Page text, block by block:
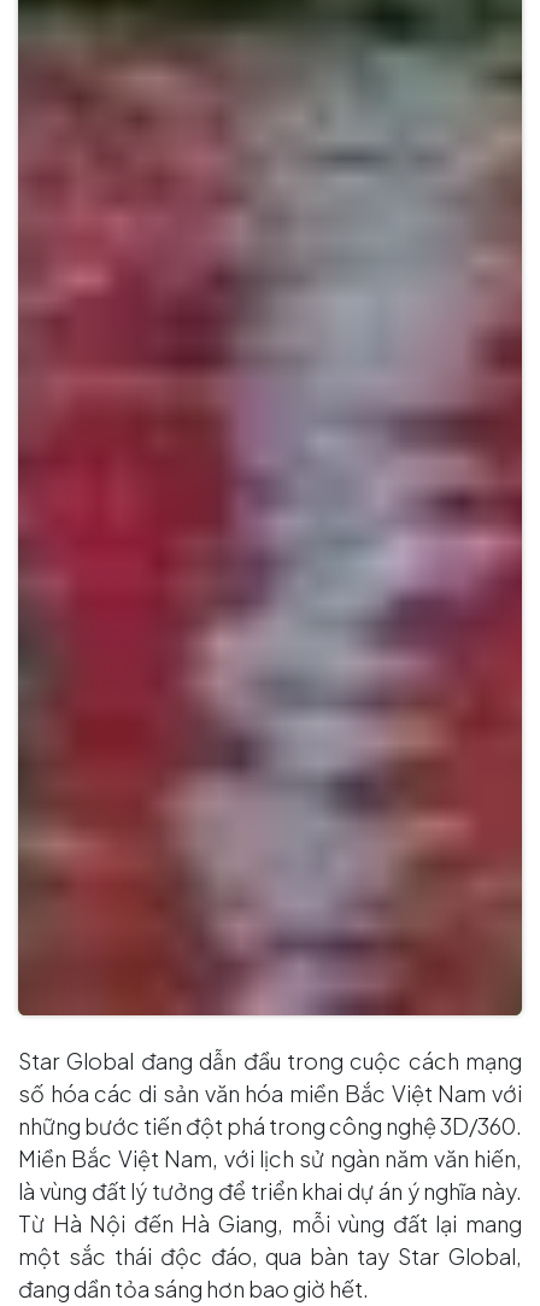
Star Global đang dẫn đầu trong cuộc cách mạng
số hóa các di sản văn hóa miền Bắc Việt Nam với
những bước tiến đột phá trong công nghệ 3D/360.
Miền Bắc Việt Nam, với lịch sử ngàn năm văn hiến,
là vùng đất lý tưởng để triển khai dự án ý nghĩa này.
Từ Hà Nội đến Hà Giang, mỗi vùng đất lại mang
một sắc thái độc đáo, qua bàn tay Star Global,
đang dần tỏa sáng hơn bao giờ hết.